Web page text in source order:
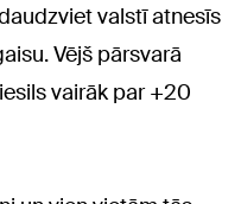
valstī atnesīs
Vējš pārsvarā
vairāk par +20